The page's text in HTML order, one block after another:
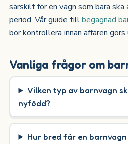
särskilt för en vagn som bara ska
period. Vår guide tillbegagnad
bör kontrollera innan affären görs
Vanliga frågor om
Vilken typ av barnvagn
nyfödd?
Hur bred får en